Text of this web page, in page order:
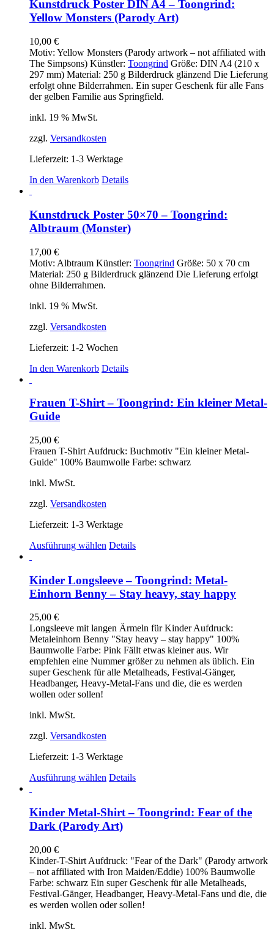
Kunstdruck Poster DIN A4 – Toongrind:
Yellow Monsters (Parody Art)
10,00 €
Motiv: Yellow Monsters (Parody artwork – not affiliated with
The Simpsons) Künstler: Toongrind Größe: DIN A4 (210 x
297 mm) Material: 250 g Bilderdruck glänzend Die Lieferung
erfolgt ohne Bilderrahmen. Ein super Geschenk für alle Fans
der gelben Familie aus Springfield.
inkl. 19 % MwSt.
zzgl. Versandkosten
Lieferzeit: 1-3 Werktage
In den Warenkorb Details
Kunstdruck Poster 50×70 – Toongrind:
Albtraum (Monster)
17,00 €
Motiv: Albtraum Künstler: Toongrind Größe: 50 x 70 cm
Material: 250 g Bilderdruck glänzend Die Lieferung erfolgt
ohne Bilderrahmen.
inkl. 19 % MwSt.
zzgl. Versandkosten
Lieferzeit: 1-2 Wochen
In den Warenkorb Details
Frauen T-Shirt – Toongrind: Ein kleiner Metal-
Guide
25,00 €
Frauen T-Shirt Aufdruck: Buchmotiv "Ein kleiner Metal-
Guide" 100% Baumwolle Farbe: schwarz
inkl. MwSt.
zzgl. Versandkosten
Lieferzeit: 1-3 Werktage
Ausführung wählen Dieses
mehrere
Varianten
auf.
Optionen
können
auf
der
Produktseite
gewählt
werden
Details
Kinder Longsleeve – Toongrind: Metal-
Einhorn Benny – Stay heavy, stay happy
25,00 €
Longsleeve mit langen Ärmeln für Kinder Aufdruck:
Metaleinhorn Benny "Stay heavy – stay happy" 100%
Baumwolle Farbe: Pink Fällt etwas kleiner aus. Wir
empfehlen eine Nummer größer zu nehmen als üblich. Ein
super Geschenk für alle Metalheads, Festival-Gänger,
Headbanger, Heavy-Metal-Fans und die, die es werden
wollen oder sollen!
inkl. MwSt.
zzgl. Versandkosten
Lieferzeit: 1-3 Werktage
Ausführung wählen Dieses
mehrere
Varianten
auf.
können
auf
der
Produktseite
gewählt
Details
Kinder Metal-Shirt – Toongrind: Fear of the
Dark (Parody Art)
20,00 €
Kinder-T-Shirt Aufdruck: "Fear of the Dark" (Parody artwork
– not affiliated with Iron Maiden/Eddie) 100% Baumwolle
Farbe: schwarz Ein super Geschenk für alle Metalheads,
Festival-Gänger, Headbanger, Heavy-Metal-Fans und die, die
es werden wollen oder sollen!
inkl. MwSt.